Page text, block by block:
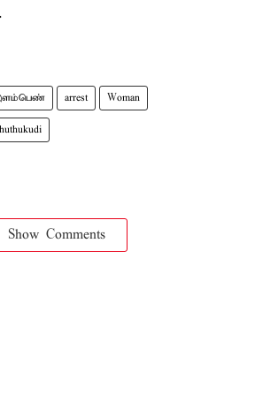
arrest Woman
Show Comments